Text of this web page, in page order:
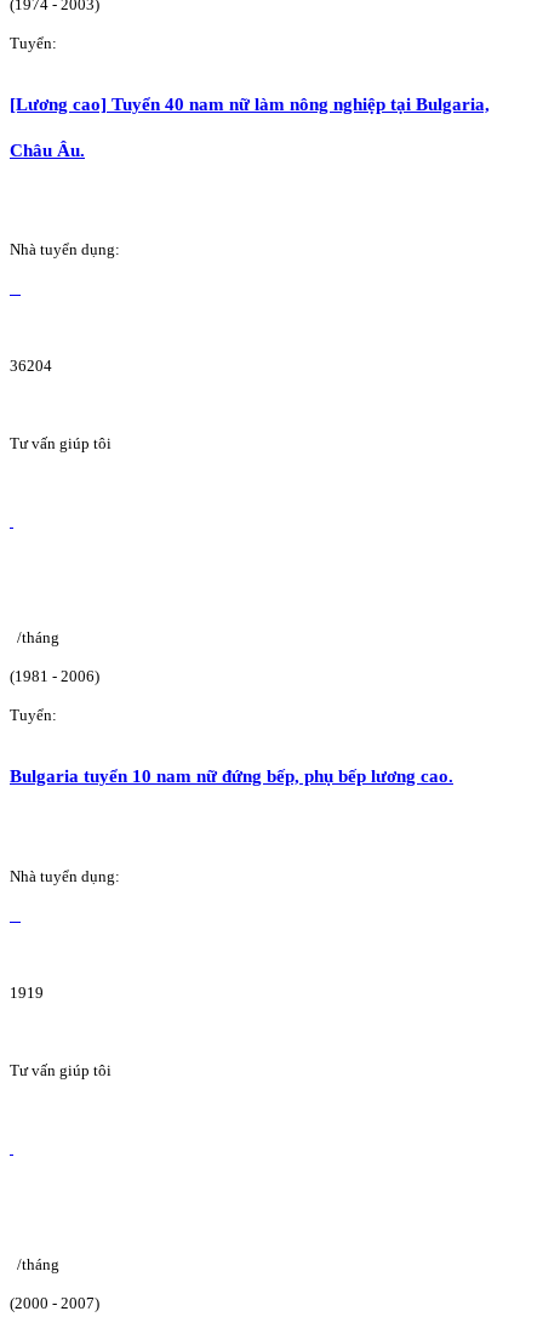
(1974 - 2003)
Tuyển:
[Lương cao] Tuyển 40 nam nữ làm nông nghiệp tại Bulgaria,
Châu Âu.
Nhà tuyển dụng:
36204
Tư vấn giúp tôi
/tháng
(1981 - 2006)
Tuyển:
Bulgaria tuyển 10 nam nữ đứng bếp, phụ bếp lương cao.
Nhà tuyển dụng:
1919
Tư vấn giúp tôi
/tháng
(2000 - 2007)